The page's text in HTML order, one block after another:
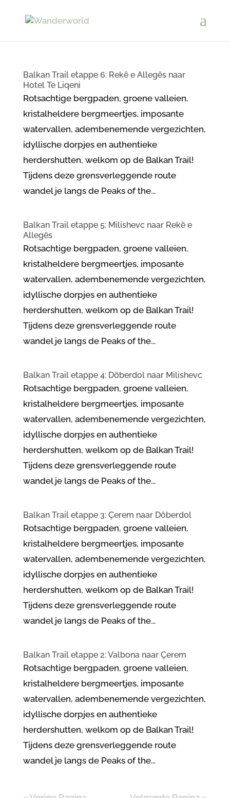
Balkan Trail etappe 6: Rekë e Allegës naar
Hotel Te Liqeni
Rotsachtige bergpaden, groene valleien,
kristalheldere bergmeertjes, imposante
watervallen, adembenemende vergezichten,
idyllische dorpjes en authentieke
herdershutten, welkom op de Balkan Trail!
Tijdens deze grensverleggende route
wandel je langs de Peaks of the...
Balkan Trail etappe 5: Milishevc naar Rekë e
Allegës
Rotsachtige bergpaden, groene valleien,
kristalheldere bergmeertjes, imposante
watervallen, adembenemende vergezichten,
idyllische dorpjes en authentieke
herdershutten, welkom op de Balkan Trail!
Tijdens deze grensverleggende route
wandel je langs de Peaks of the...
Balkan Trail etappe 4: Döberdol naar Milishevc
Rotsachtige bergpaden, groene valleien,
kristalheldere bergmeertjes, imposante
watervallen, adembenemende vergezichten,
idyllische dorpjes en authentieke
herdershutten, welkom op de Balkan Trail!
Tijdens deze grensverleggende route
wandel je langs de Peaks of the...
Balkan Trail etappe 3: Çerem naar Döberdol
Rotsachtige bergpaden, groene valleien,
kristalheldere bergmeertjes, imposante
watervallen, adembenemende vergezichten,
idyllische dorpjes en authentieke
herdershutten, welkom op de Balkan Trail!
Tijdens deze grensverleggende route
wandel je langs de Peaks of the...
Balkan Trail etappe 2: Valbona naar Çerem
Rotsachtige bergpaden, groene valleien,
kristalheldere bergmeertjes, imposante
watervallen, adembenemende vergezichten,
idyllische dorpjes en authentieke
herdershutten, welkom op de Balkan Trail!
Tijdens deze grensverleggende route
wandel je langs de Peaks of the...